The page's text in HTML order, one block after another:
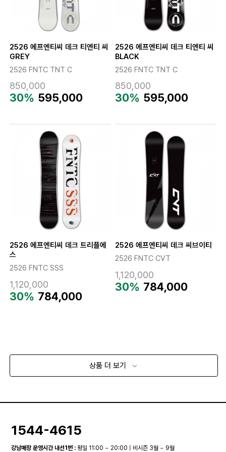
2526 에프엔티씨 데크 티엔티 씨
GREY
2526 FNTC TNT C
850,000
30% 595,000
2526 에프엔티씨 데크 티엔티 씨
BLACK
2526 FNTC TNT C
850,000
30% 595,000
2526 에프엔티씨 데크 트리플에
스
2526 FNTC SSS
1,120,000
30% 784,000
2526 에프엔티씨 데크 씨브이티
2526 FNTC CVT
1,120,000
30% 784,000
상품 더 보기
1544-4615
강남매장 운영시간 내선1번 : 평일 11:00 ~ 20:00 | 비시즌 3월 ~ 9월